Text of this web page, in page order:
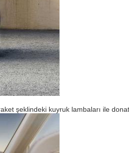
şeklindeki kuyruk lambaları ile